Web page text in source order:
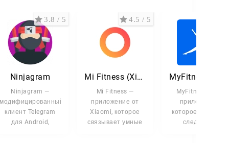
Ninjagram
Ninjagram —
модифицированный
клиент Telegram
для Android,
3.8 / 5
Mi Fitness (Xiaomi Wear)
Mi Fitness —
приложение от
Xiaomi, которое
связывает умные
4.5 / 5
MyFitnessPal —
приложение,
которое помогает
следить за